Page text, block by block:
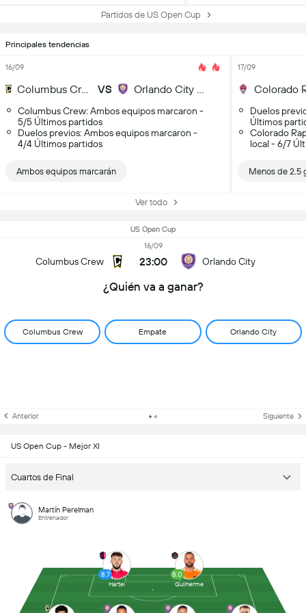
Partidos de US Open Cup
Principales tendencias
16/09
Columbus Crew VS
Columbus Crew: Ambos equipos marcaron -
5/5 Últimos partidos
Duelos previos: Ambos equipos marcaron -
4/4 Últimos partidos
Ambos equipos marcarán
17/09
Duelos
Últimos
Colorado
local - 6/7
Menos de 2.5
Ver todo
US Open Cup
Columbus Crew
16/09
23:00 Orlando City
¿Quién va a ganar?
Columbus Crew Empate Orlando City
Anterior Siguiente
US Open Cup - Mejor XI
Cuartos de Final
Martín Perelman
Entrenador
8.7
Hartel
8.0
Guilherme